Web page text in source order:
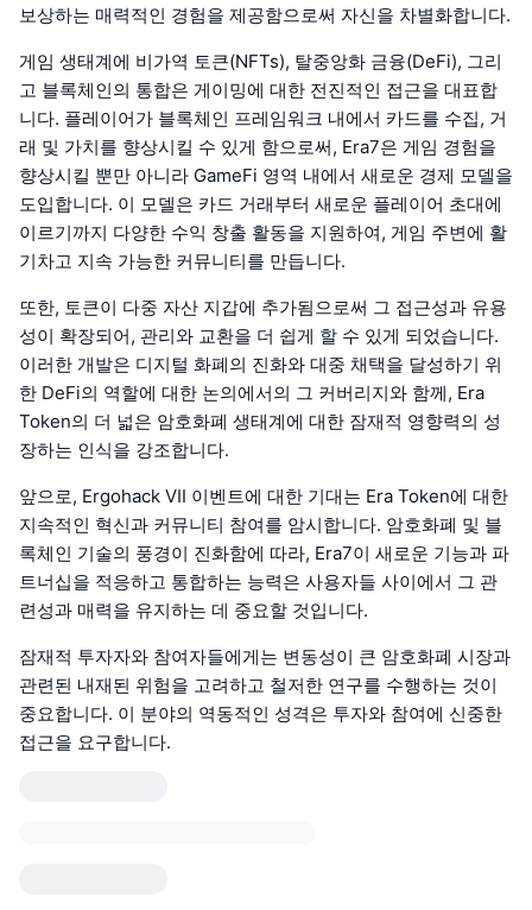
보상하는 매력적인 경험을 제공함으로써 자신을 차별화합니다.
게임 생태계에 비가역 토큰(NFTs), 탈중앙화 금융(DeFi), 그리
고 블록체인의 통합은 게이밍에 대한 전진적인 접근을 대표합
니다. 플레이어가 블록체인 프레임워크 내에서 카드를 수집, 거
래 및 가치를 향상시킬 수 있게 함으로써, Era7은 게임 경험을
향상시킬 뿐만 아니라 GameFi 영역 내에서 새로운 경제 모델을
도입합니다. 이 모델은 카드 거래부터 새로운 플레이어 초대에
이르기까지 다양한 수익 창출 활동을 지원하여, 게임 주변에 활
기차고 지속 가능한 커뮤니티를 만듭니다.
또한, 토큰이 다중 자산 지갑에 추가됨으로써 그 접근성과 유용
성이 확장되어, 관리와 교환을 더 쉽게 할 수 있게 되었습니다.
이러한 개발은 디지털 화폐의 진화와 대중 채택을 달성하기 위
한 DeFi의 역할에 대한 논의에서의 그 커버리지와 함께, Era
Token의 더 넓은 암호화폐 생태계에 대한 잠재적 영향력의 성
장하는 인식을 강조합니다.
앞으로, Ergohack VII 이벤트에 대한 기대는 Era Token에 대한
지속적인 혁신과 커뮤니티 참여를 암시합니다. 암호화폐 및 블
록체인 기술의 풍경이 진화함에 따라, Era7이 새로운 기능과 파
트너십을 적응하고 통합하는 능력은 사용자들 사이에서 그 관
련성과 매력을 유지하는 데 중요할 것입니다.
잠재적 투자자와 참여자들에게는 변동성이 큰 암호화폐 시장과
관련된 내재된 위험을 고려하고 철저한 연구를 수행하는 것이
중요합니다. 이 분야의 역동적인 성격은 투자와 참여에 신중한
접근을 요구합니다.